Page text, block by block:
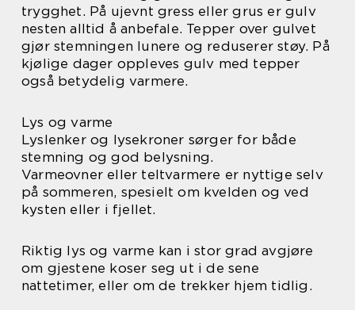
trygghet. På ujevnt gress eller grus er gulv
nesten alltid å anbefale. Tepper over gulvet
gjør stemningen lunere og reduserer støy. På
kjølige dager oppleves gulv med tepper
også betydelig varmere.
Lys og varme
Lyslenker og lysekroner sørger for både
stemning og god belysning.
Varmeovner eller teltvarmere er nyttige selv
på sommeren, spesielt om kvelden og ved
kysten eller i fjellet.
Riktig lys og varme kan i stor grad avgjøre
om gjestene koser seg ut i de sene
nattetimer, eller om de trekker hjem tidlig.